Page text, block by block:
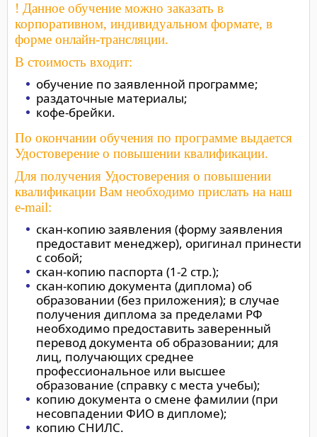
! Данное обучение можно заказать в
корпоративном, индивидуальном формате, в
форме онлайн-трансляции.
В стоимость входит:
обучение по заявленной программе;
раздаточные материалы;
кофе-брейки.
По окончании обучения по программе выдается
Удостоверение о повышении квалификации.
Для получения Удостоверения о повышении
квалификации Вам необходимо прислать на наш
e-mail:
скан-копию заявления (форму заявления
предоставит менеджер), оригинал принести
с собой;
скан-копию паспорта (1-2 стр.);
скан-копию документа (диплома) об
образовании (без приложения); в случае
получения диплома за пределами РФ
необходимо предоставить заверенный
перевод документа об образовании; для
лиц, получающих среднее
профессиональное или высшее
образование (справку с места учебы);
копию документа о смене фамилии (при
несовпадении ФИО в дипломе);
копию СНИЛС.